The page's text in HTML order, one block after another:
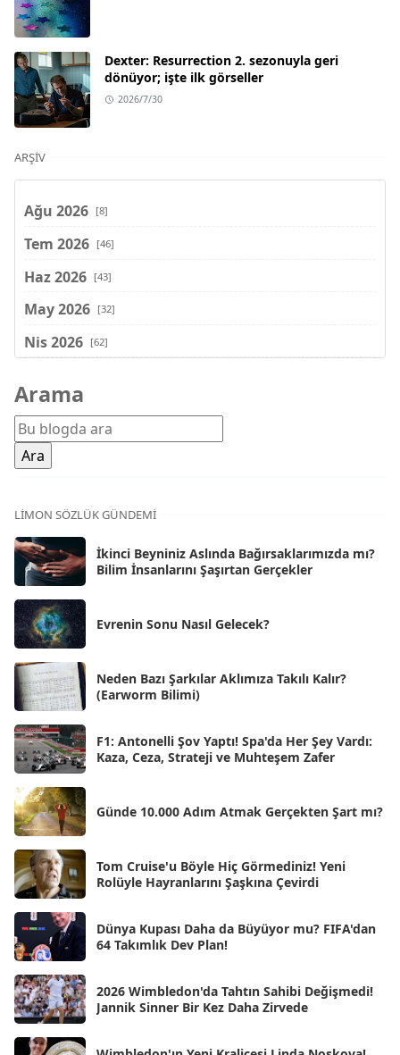
Dexter: Resurrection 2. sezonuyla geri
dönüyor; işte ilk görseller
2026/7/30
ARŞIV
Ağu 2026 [8]
Tem 2026 [46]
Haz 2026 [43]
May 2026 [32]
Nis 2026 [62]
Şub 2026
Oca 2026 [72]
Ara 2025
Kas 2025
Eki 2025
Eyl 2025 [56]
Ağu 2025
Tem 2025
Haz 2025
May 2025 [54]
Nis 2025 [56]
Mar 2025
Şub 2025
Oca 2025
Ara 2024 [25]
Kas 2024
Eki 2024 [46]
Eyl 2024
Ağu 2024 [10]
Tem 2024
Arama
LIMON SÖZLÜK GÜNDEMI
İkinci Beyniniz Aslında Bağırsaklarımızda mı?
Bilim İnsanlarını Şaşırtan Gerçekler
Evrenin Sonu Nasıl Gelecek?
Neden Bazı Şarkılar Aklımıza Takılı Kalır?
(Earworm Bilimi)
F1: Antonelli Şov Yaptı! Spa'da Her Şey Vardı:
Kaza, Ceza, Strateji ve Muhteşem Zafer
Günde 10.000 Adım Atmak Gerçekten Şart mı?
Tom Cruise'u Böyle Hiç Görmediniz! Yeni
Rolüyle Hayranlarını Şaşkına Çevirdi
Dünya Kupası Daha da Büyüyor mu? FIFA'dan
64 Takımlık Dev Plan!
2026 Wimbledon'da Tahtın Sahibi Değişmedi!
Jannik Sinner Bir Kez Daha Zirvede